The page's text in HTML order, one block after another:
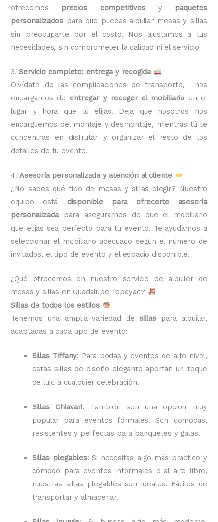
ofrecemos precios competitivosy
paquetes
personalizados para que puedas alquilar mesas y sillas
sin preocuparte por el costo. Nos ajustamos a tus
necesidades, sin comprometer la calidad ni el servicio.
3.Servicio completo: entrega y recogida
Olvídate de las complicaciones de transporte, nos
encargamos de entregar y recoger el mobiliario en el
lugar y hora que tú elijas. Deja que nosotros nos
encarguemos del montaje y desmontaje, mientras tú te
concentras en disfrutar y organizar el resto de los
detalles de tu evento.
4.Asesoría personalizada y atención al cliente
¿No sabes qué tipo de mesas y sillas elegir? Nuestro
equipo está disponible para ofrecerte asesoría
personalizadapara asegurarnos de que el mobiliario
que elijas sea perfecto para tu evento. Te ayudamos a
seleccionar el mobiliario adecuado según el número de
invitados, el tipo de evento y el espacio disponible.
¿Qué ofrecemos en nuestro servicio de alquiler de
mesas y sillas en Guadalupe Tepeyac?
Sillas de todos los estilos
Tenemos una amplia variedad desillas para alquilar,
adaptadas a cada tipo de evento:
Sillas Tiffany: Para bodas y eventos de alto nivel,
estas sillas de diseño elegante aportan un toque
de lujo a cualquier celebración.
Sillas Chiavari: También son una opción muy
popular para eventos formales. Son cómodas,
resistentes y perfectas para banquetes y galas.
Sillas plegables: Si necesitas algo más práctico y
cómodo para eventos informales o al aire libre,
nuestras sillas plegables son ideales. Fáciles de
transportar y almacenar.